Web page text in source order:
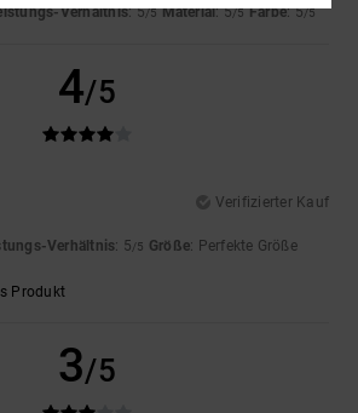
Verhältnis: 5/5 Material: 5/5 Farbe: 5/5
4/5
Verifizierter Kauf
Verhältnis: 5/5 Größe: Perfekte Größe
Produkt
3/5